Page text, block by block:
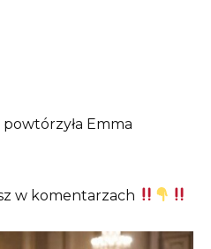
Emma
w komentarzach